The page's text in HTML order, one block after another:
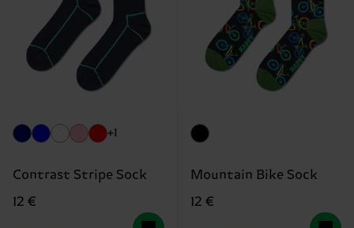
+1
Contrast Stripe Sock
12 €
Mountain Bike Sock
12 €